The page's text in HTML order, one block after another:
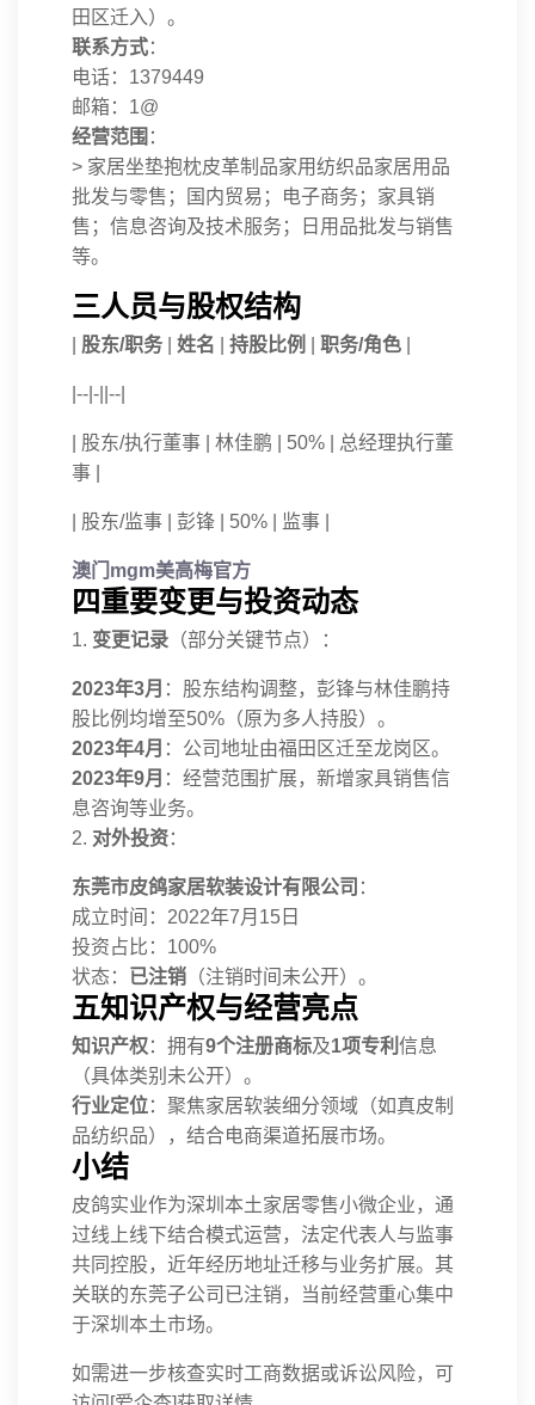
田区迁入）。
联系方式：
电话：1379449
邮箱：1@
经营范围 ：
> 家居坐垫抱枕皮革制品家用纺织品家居用品
批发与零售；国内贸易；电子商务；家具销
售；信息咨询及技术服务；日用品批发与销售
等。
三人员与股权结构
股东/职务 姓名 持股比例 职务/角色
|--|-||--|
| 股东/执行董事 | 林佳鹏 | 50% | 总经理执行董
事 |
| 股东/监事 | 彭锋 | 50% | 监事 |
澳门mgm美高梅官方
四重要变更与投资动态
1. 变更记录 （部分关键节点）：
2023年3月 ：股东结构调整，彭锋与林佳鹏持
股比例均增至50%（原为多人持股）。
2023年4月 ：公司地址由福田区迁至龙岗区。
2023年9月 ：经营范围扩展，新增家具销售信
息咨询等业务。
2. 对外投资：
东莞市皮鸽家居软装设计有限公司 ：
成立时间：2022年7月15日
投资占比：100%
状态：
已注销 （注销时间未公开）。
五知识产权与经营亮点
知识产权：拥有9个注册商标及1项专利 信息
（具体类别未公开）。
行业定位：聚焦家居软装细分领域（如真皮制
品纺织品），结合电商渠道拓展市场。
小结
皮鸽实业作为深圳本土家居零售小微企业，通
过线上线下结合模式运营，法定代表人与监事
共同控股，近年经历地址迁移与业务扩展。其
关联的东莞子公司已注销，当前经营重心集中
于深圳本土市场。
如需进一步核查实时工商数据或诉讼风险，可